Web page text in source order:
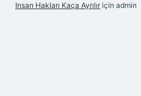
Insan Hakları Kaça Ayrılır için admin